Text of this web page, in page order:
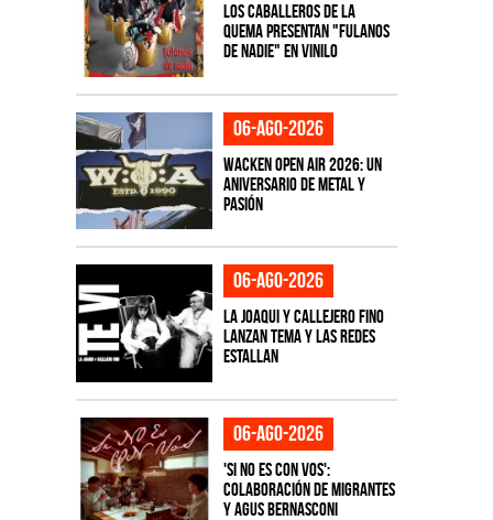
Los Caballeros de la
Quema presentan "Fulanos
de Nadie" en vinilo
06-ago-2026
Wacken Open Air 2026: Un
aniversario de metal y
pasión
06-ago-2026
La Joaqui y Callejero Fino
lanzan tema y las redes
estallan
06-ago-2026
'Si No Es Con Vos':
colaboración de Migrantes
y Agus Bernasconi